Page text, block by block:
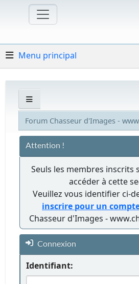
Menu principal
Forum Chasseur d'Images -
Attention !
Seuls les membres inscrits
accéder à cette
Veuillez vous identifier ci-
inscrire pour un
Chasseur d'Images -
Connexion
Identifiant: